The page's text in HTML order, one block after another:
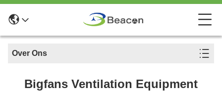
Over Ons
Bigfans Ventilation Equipment